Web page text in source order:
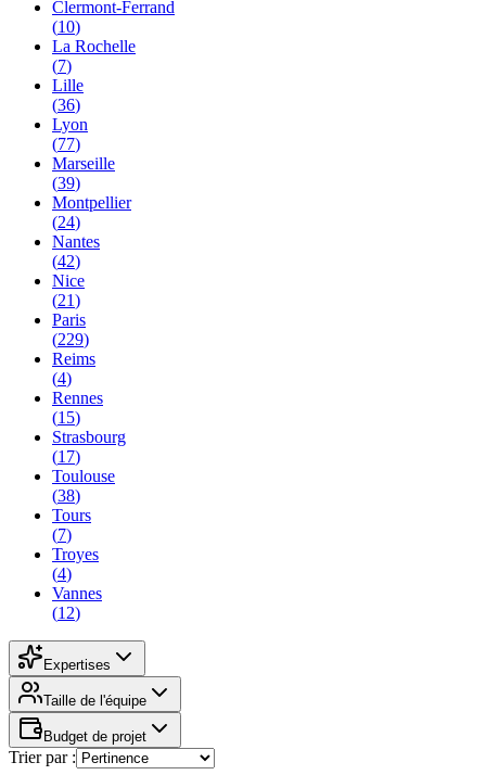
Clermont-Ferrand
(10)
La Rochelle
(7)
Lille
(36)
Lyon
(77)
Marseille
(39)
Montpellier
(24)
Nantes
(42)
Nice
(21)
Paris
(229)
Reims
(4)
Rennes
(15)
Strasbourg
(17)
Toulouse
(38)
Tours
(7)
Troyes
(4)
Vannes
(12)
Expertises
Taille de l'équipe
Budget de projet
Trier par :